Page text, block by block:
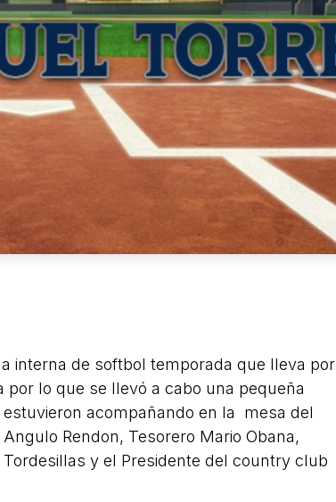
interna de softbol temporada que lleva por
lo que se llevó a cabo una pequeña
acompañando en la mesa del
Rendon, Tesorero Mario Obana,
y el Presidente del country club